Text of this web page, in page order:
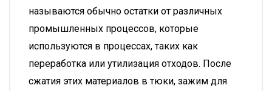
называются обычно остатки от различных
промышленных процессов, которые
используются в процессах, таких как
переработка или утилизация отходов. После
сжатия этих материалов в тюки, зажим для